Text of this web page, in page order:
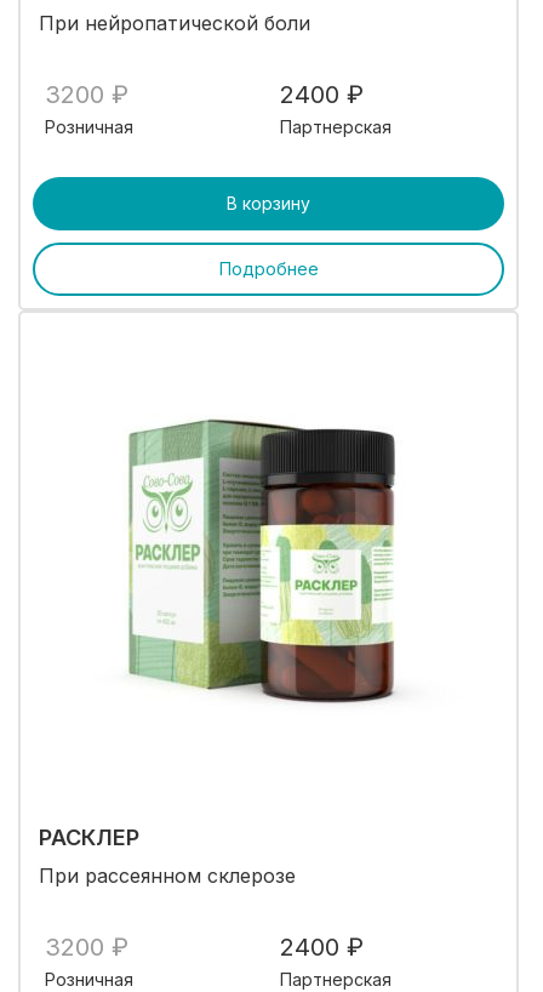
При нейропатической боли
3200 ₽
Розничная
2400 ₽
Партнерская
В корзину
Подробнее
РАСКЛЕР
При рассеянном склерозе
3200 ₽
Розничная
2400 ₽
Партнерская